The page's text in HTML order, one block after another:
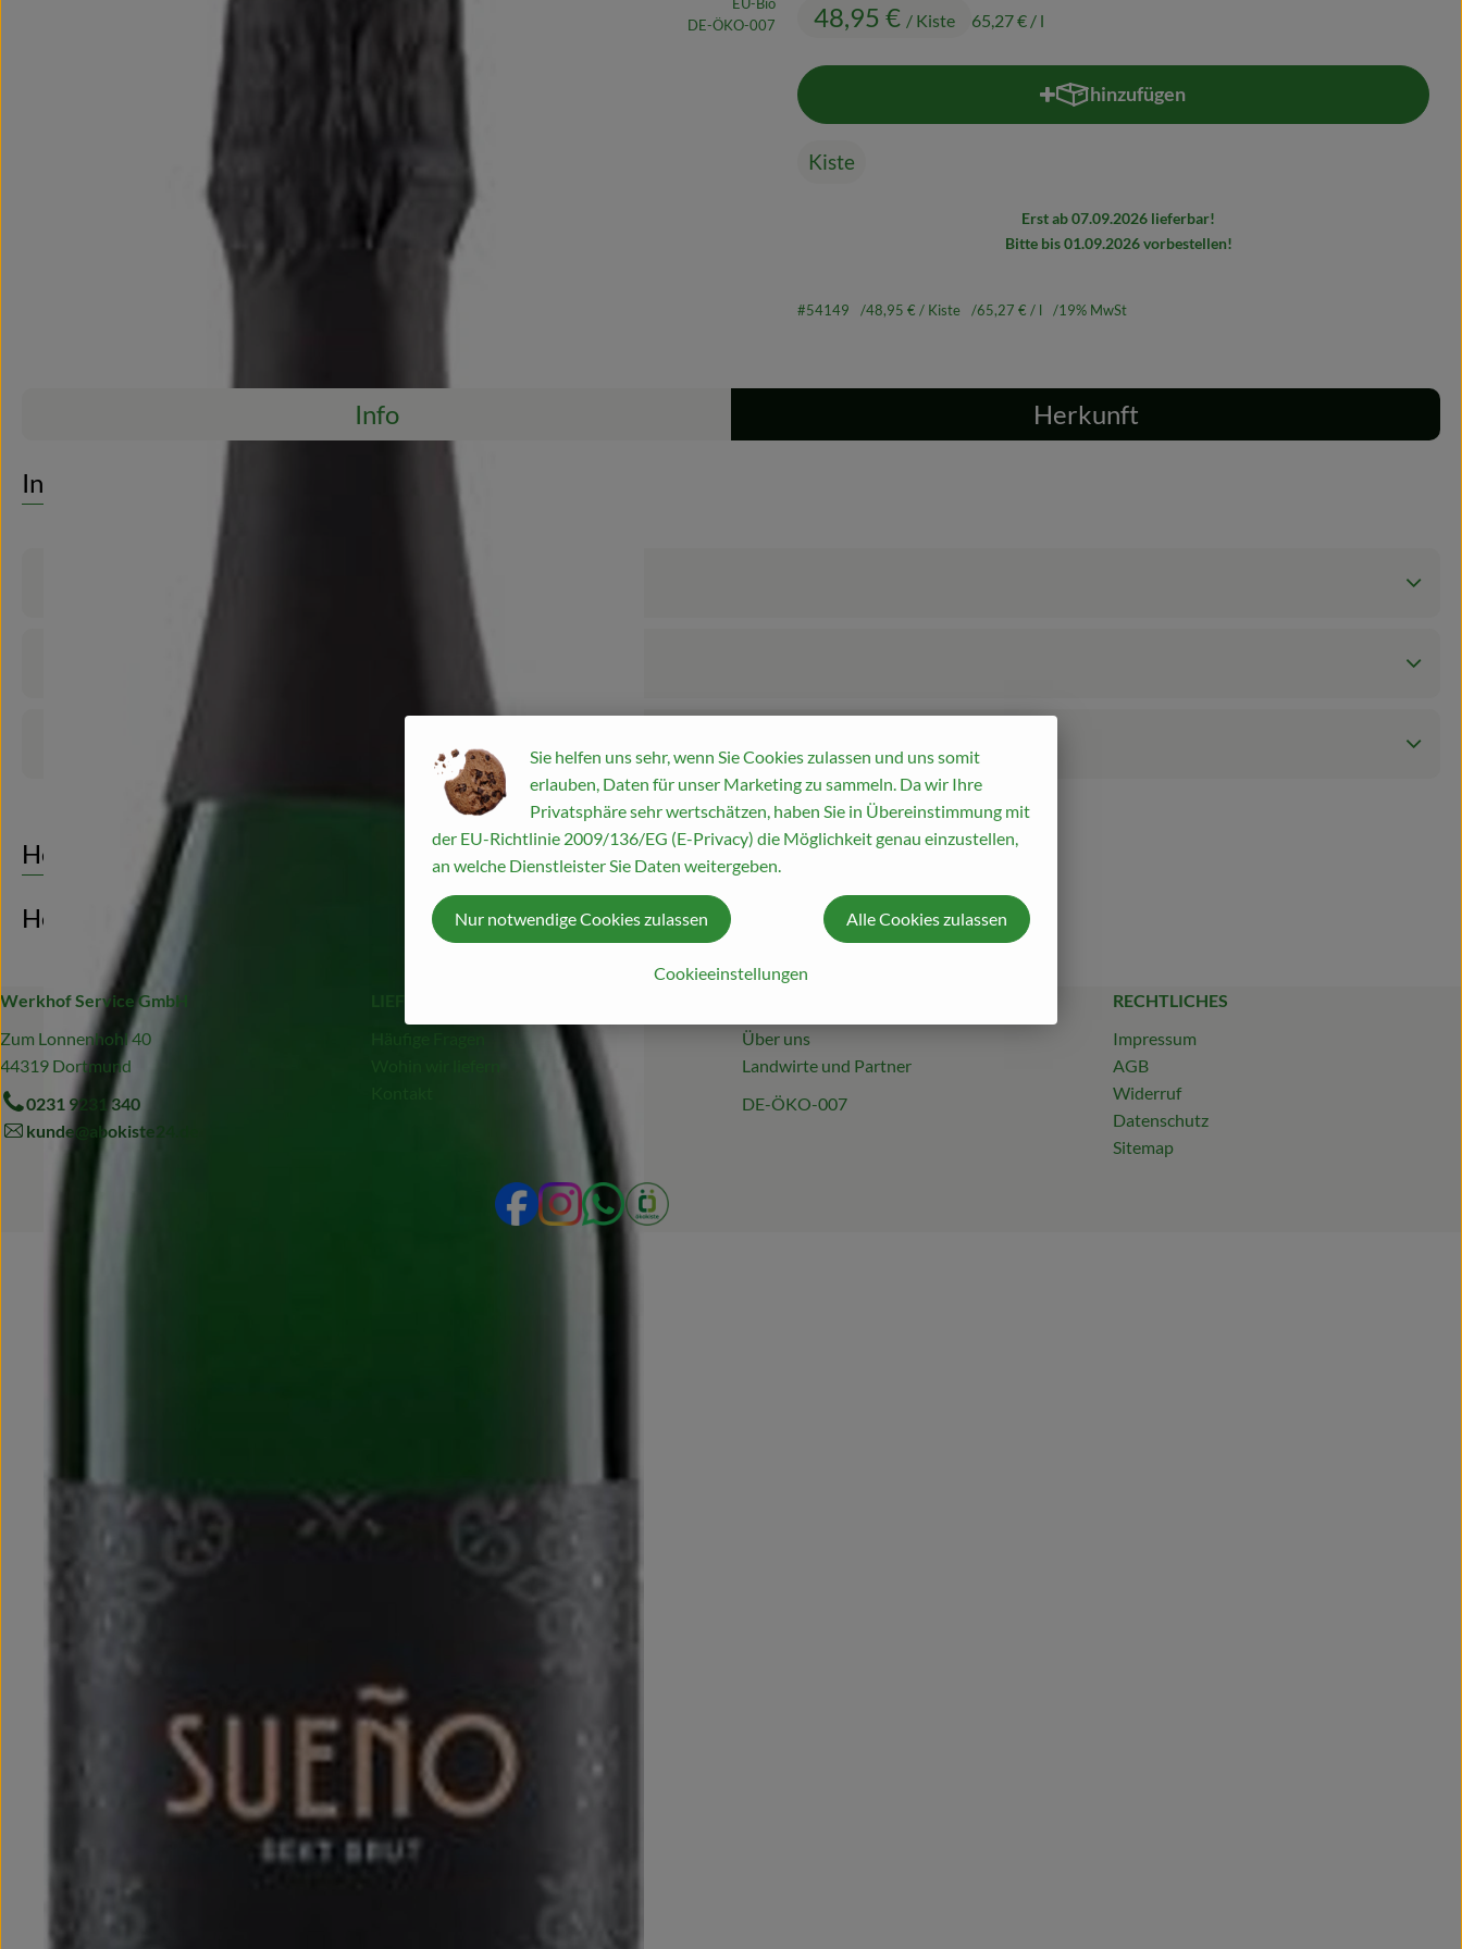
48,95 € / Kiste 65,27 € / l
, Kontrollstelle:
DE-ÖKO-007
hinzufügen
Produkt zum Warenkorb hinzufügen
Kiste
Erst ab 07.09.2026 lieferbar!
Bitte bis 01.09.2026 vorbestellen!
#54149 48,95 € / Kiste 65,27 € / l 19% MwSt
Rezepte
Info
Herkunft
Info
Produktdatenblatt
Herkunft
Hersteller: Peter Riegel Weinimport GmbH
Werkhof Service GmbH
Zum Lonnenhohl 40
44319 Dortmund
0231 9231 340
kunde@abokiste24.de
Über uns
Landwirte und Partner
DE-ÖKO-007
RECHTLICHES
Impressum
AGB
Widerruf
Datenschutz
Sitemap
Externer Link zu https://www.facebook.com/profile.php?id=61567264390662
Externer Link zu https://www.instagram.com/abokiste24/?hl=de
Externer Link zu https://wa.me/492319231340
Externer Link zu https://www.oekokiste.de/
Sie helfen uns sehr, wenn Sie Cookies zulassen und uns somit
erlauben, Daten für unser Marketing zu sammeln. Da wir Ihre
Privatsphäre sehr wertschätzen, haben Sie in Übereinstimmung mit
der EU-Richtlinie 2009/136/EG (E-Privacy) die Möglichkeit genau einzustellen,
an welche Dienstleister Sie Daten weitergeben.
Cookieeinstellungen
Nur notwendige Cookies zulassen Alle Cookies zulassen